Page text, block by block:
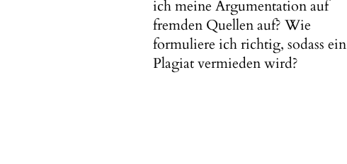
ich meine Argumentation auf
fremden Quellen auf? Wie
formuliere ich richtig, sodass ein
Plagiat vermieden wird?